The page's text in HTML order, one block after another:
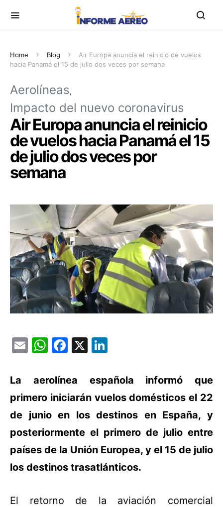
Home Blog
Air Europa anuncia el reinicio de vuelos
hacia Panamá el 15 de julio dos veces por semana
Aerolíneas
Impacto del nuevo coronavirus
Air Europa anuncia el reinicio
de vuelos hacia Panamá el 15
de julio dos veces por
semana
EmailWhatsApp
Facebook
X
La aerolínea española informó que
primero iniciarán vuelos domésticos el 22
de junio en los destinos en España, y
posteriormente el primero de julio entre
países de la Unión Europea, y el 15 de julio
los destinos trasatlánticos.
El retorno de la aviación comercial